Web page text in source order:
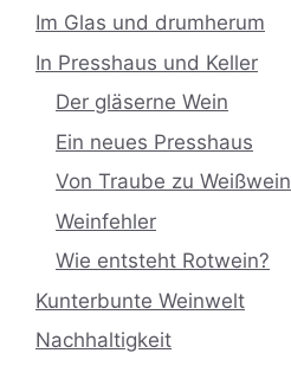
Im Glas und drumherum
In Presshaus und Keller
Der gläserne Wein
Ein neues Presshaus
Von Traube zu Weißwein
Weinfehler
Wie entsteht Rotwein?
Kunterbunte Weinwelt
Nachhaltigkeit